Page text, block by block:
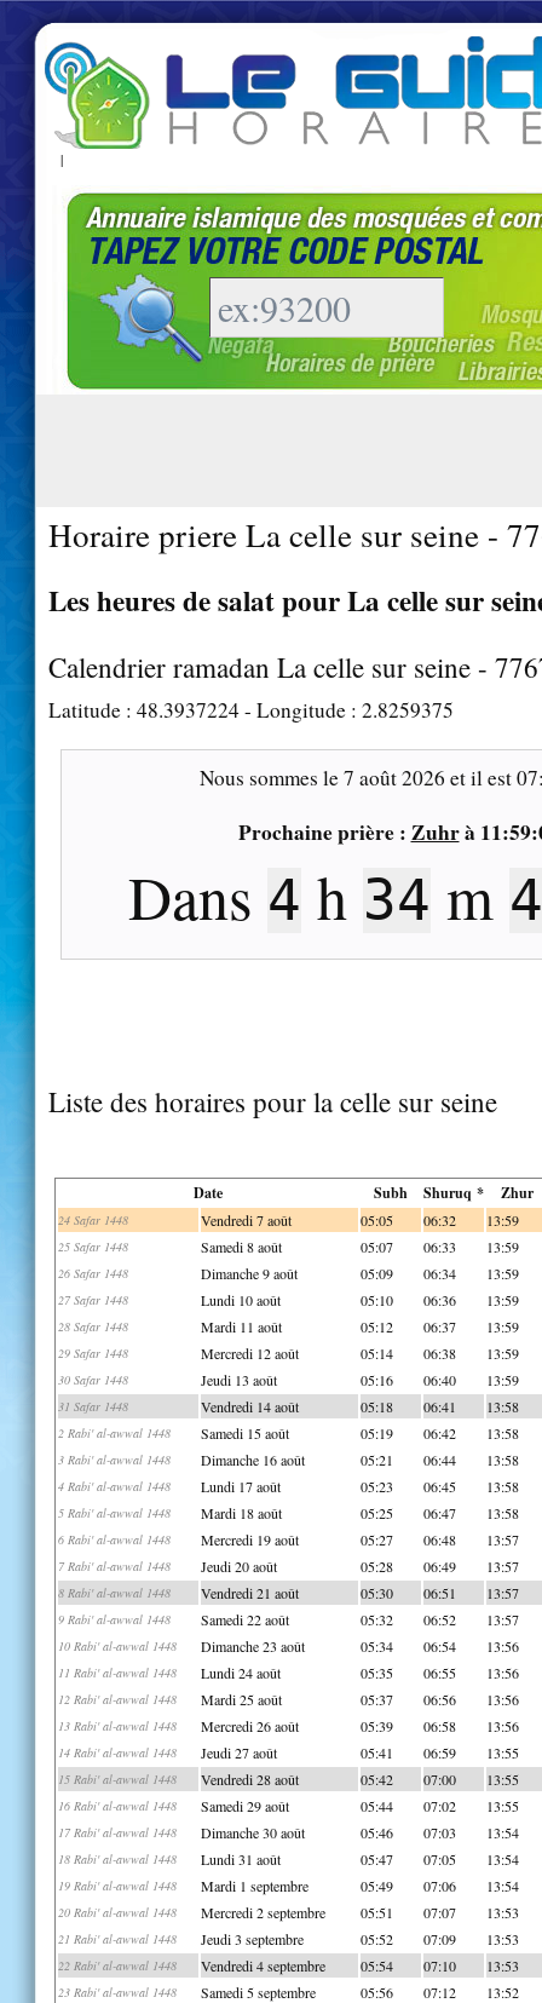
|
Horaire priere La celle sur seine -
Les heures de salat pour La celle sur
Calendrier ramadan La celle sur seine -
Latitude : 48.3937224- Longitude : 2.8259375
Nous sommes le7 août 2026 et il est
Prochaine prière : Zuhrà
Dans 4 h 34 m
Liste des horaires pour la celle sur seine
Date Subh Shuruq * Zhur
24 Safar 1448 Vendredi 7 août 05:05 06:32 13:59
25 Safar 1448 Samedi 8 août 05:07 06:33 13:59
26 Safar 1448 Dimanche 9 août 05:09 06:34 13:59
27 Safar 1448 Lundi 10 août 05:10 06:36 13:59
28 Safar 1448 Mardi 11 août 05:12 06:37 13:59
29 Safar 1448 Mercredi 12 août 05:14 06:38 13:59
30 Safar 1448 Jeudi 13 août 05:16 06:40 13:59
31 Safar 1448 Vendredi 14 août 05:18 06:41 13:58
2 Rabi' al-awwal 1448 Samedi 15 août 05:19 06:42 13:58
3 Rabi' al-awwal 1448 Dimanche 16 août 05:21 06:44 13:58
4 Rabi' al-awwal 1448 Lundi 17 août 05:23 06:45 13:58
5 Rabi' al-awwal 1448 Mardi 18 août 05:25 06:47 13:58
6 Rabi' al-awwal 1448 Mercredi 19 août 05:27 06:48 13:57
7 Rabi' al-awwal 1448 Jeudi 20 août 05:28 06:49 13:57
8 Rabi' al-awwal 1448 Vendredi 21 août 05:30 06:51 13:57
9 Rabi' al-awwal 1448 Samedi 22 août 05:32 06:52 13:57
10 Rabi' al-awwal 1448 Dimanche 23 août 05:34 06:54 13:56
11 Rabi' al-awwal 1448 Lundi 24 août 05:35 06:55 13:56
12 Rabi' al-awwal 1448 Mardi 25 août 05:37 06:56 13:56
13 Rabi' al-awwal 1448 Mercredi 26 août 05:39 06:58 13:56
14 Rabi' al-awwal 1448 Jeudi 27 août 05:41 06:59 13:55
15 Rabi' al-awwal 1448 Vendredi 28 août 05:42 07:00 13:55
16 Rabi' al-awwal 1448 Samedi 29 août 05:44 07:02 13:55
17 Rabi' al-awwal 1448 Dimanche 30 août 05:46 07:03 13:54
18 Rabi' al-awwal 1448 Lundi 31 août 05:47 07:05 13:54
19 Rabi' al-awwal 1448 Mardi 1 septembre 05:49 07:06 13:54
20 Rabi' al-awwal 1448 Mercredi 2 septembre 05:51 07:07 13:53
21 Rabi' al-awwal 1448 Jeudi 3 septembre 05:52 07:09 13:53
22 Rabi' al-awwal 1448 Vendredi 4 septembre 05:54 07:10 13:53
23 Rabi' al-awwal 1448 Samedi 5 septembre 05:56 07:12 13:52